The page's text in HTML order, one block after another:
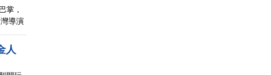
掌，
導演
人